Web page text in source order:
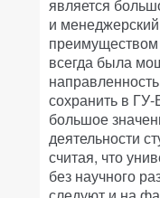
является
и
преимуществом
всегда была
сохранить в
большое
деятельности
считая, что
без научного